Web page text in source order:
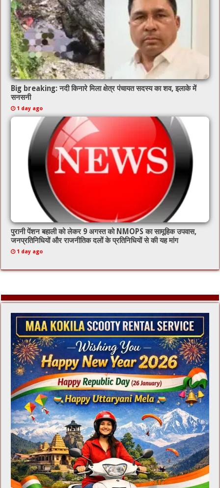
Big breaking: नदी किनारे मिला क्षेत्र पंचायत सदस्य का शव, इलाके में
सनसनी
1 day ago
पुरानी पेंशन बहाली को लेकर 9 अगस्त को NMOPS का सामूहिक उपवास,
जनप्रतिनिधियों और राजनीतिक दलों के प्रतिनिधियों से की यह मांग
1 day ago